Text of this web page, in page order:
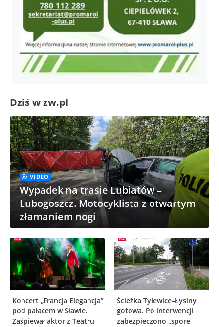
Dziś w zw.pl
VIDEO
Wypadek na trasie Lubiatów –
Lubogoszcz. Motocyklista z otwartym
złamaniem nogi
Koncert „Francja Elegancja”
pod pałacem w Sławie.
Zaśpiewał aktor z Teatru
Ścieżka Tylewice–Łysiny
gotowa. Po interwencji
zabezpieczono „spore